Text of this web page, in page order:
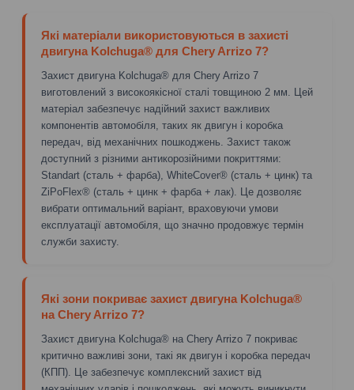
Які матеріали використовуються в захисті
двигуна Kolchuga® для Chery Arrizo 7?
Захист двигуна Kolchuga® для Chery Arrizo 7
виготовлений з високоякісної сталі товщиною 2 мм. Цей
матеріал забезпечує надійний захист важливих
компонентів автомобіля, таких як двигун і коробка
передач, від механічних пошкоджень. Захист також
доступний з різними антикорозійними покриттями:
Standart (сталь + фарба), WhiteCover® (сталь + цинк) та
ZiPoFlex® (сталь + цинк + фарба + лак). Це дозволяє
вибрати оптимальний варіант, враховуючи умови
експлуатації автомобіля, що значно продовжує термін
служби захисту.
Які зони покриває захист двигуна Kolchuga®
на Chery Arrizo 7?
Захист двигуна Kolchuga® на Chery Arrizo 7 покриває
критично важливі зони, такі як двигун і коробка передач
(КПП). Це забезпечує комплексний захист від